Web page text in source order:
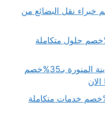
من جدة بـ35%خصم خبراء نقل البضائع من
عفش جدة السامر بـ35%خصم حلول متكاملة
ارخص شركة نقل عفش بالمدينة المنورة بـ35%خصم
نقل اثاث بالدمام بـ35%خصم خدمات متكاملة